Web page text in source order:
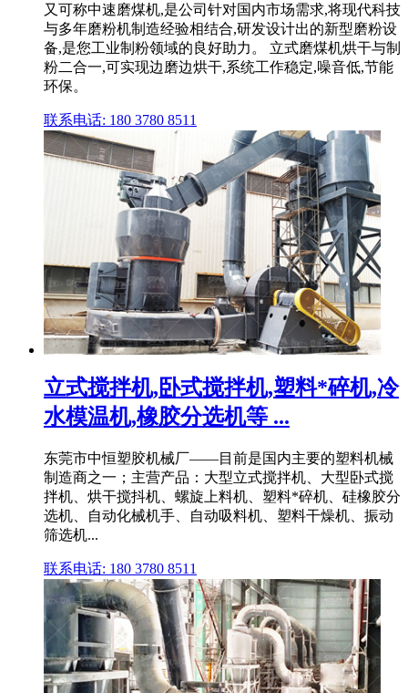
又可称中速磨煤机,是公司针对国内市场需求,将现代科技
与多年磨粉机制造经验相结合,研发设计出的新型磨粉设
备,是您工业制粉领域的良好助力。 立式磨煤机烘干与制
粉二合一,可实现边磨边烘干,系统工作稳定,噪音低,节能
环保。
联系电话: 180 3780 8511
立式搅拌机,卧式搅拌机,塑料*碎机,冷
水模温机,橡胶分选机等 ...
东莞市中恒塑胶机械厂——目前是国内主要的塑料机械
制造商之一；主营产品：大型立式搅拌机、大型卧式搅
拌机、烘干搅抖机、螺旋上料机、塑料*碎机、硅橡胶分
选机、自动化械机手、自动吸料机、塑料干燥机、振动
筛选机...
联系电话: 180 3780 8511